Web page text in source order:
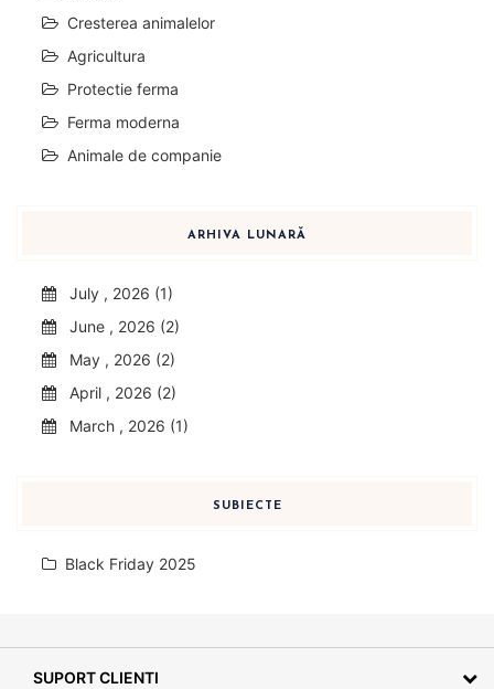
Cresterea animalelor
Agricultura
Protectie ferma
Ferma moderna
Animale de companie
ARHIVA LUNARĂ
July , 2026 (1)
June , 2026 (2)
May , 2026 (2)
April , 2026 (2)
March , 2026 (1)
SUBIECTE
Black Friday 2025
SUPORT CLIENTI